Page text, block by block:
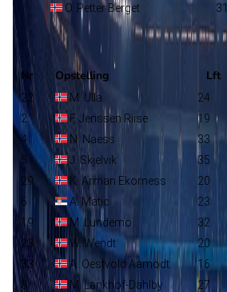
O. Petter Berget 31
Stabaek
Selectie
Nr Opstelling Lft
22 M. Ulla 24
2
F. Jenssen Riise 19
4
N. Naess 33
5
J. Skjelvik 35
29
K. Arman Ekorness 20
6
A. Matic 23
19
M. Lundemo 32
23
W. Wendt 20
33
A. Oestvold Aamodt 16
8
M. Lankhof-Dahlby 27